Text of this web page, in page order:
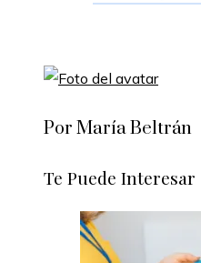
Por María Beltrán
Te Puede Interesar